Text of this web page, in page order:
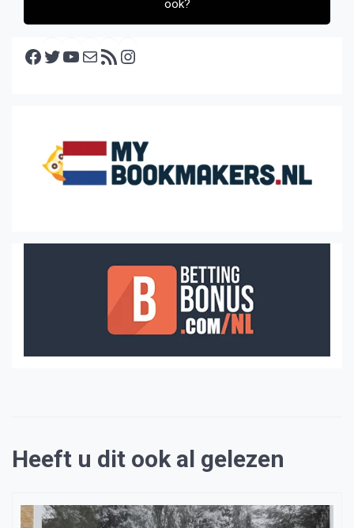
ook?
Facebook Twitter YouTube E-mail RSS feed
Heeft u dit ook al gelezen